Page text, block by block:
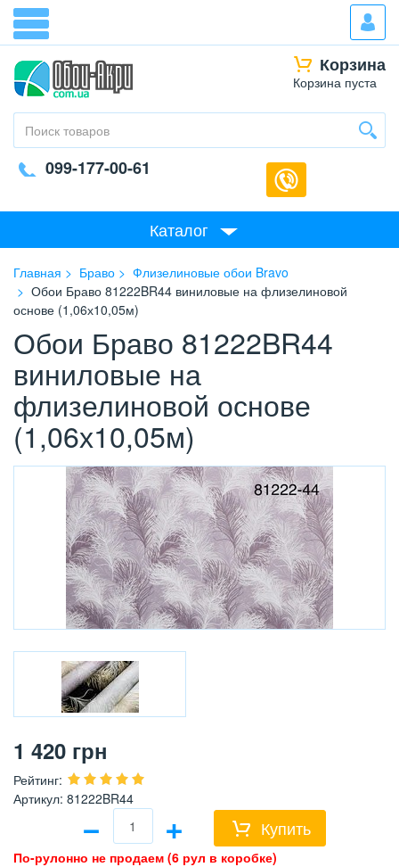
Корзина
Корзина пуста
099-177-00-61
Каталог
Главная Браво
Флизелиновые обои Bravo
Обои Браво 81222BR44 виниловые на флизелиновой
основе (1,06х10,05м)
Обои Браво 81222BR44
виниловые на
флизелиновой основе
(1,06х10,05м)
1 420 грн
Рейтинг:
Артикул: 81222BR44
− + Купить
По-рулонно не продаем (6 рул в коробке)